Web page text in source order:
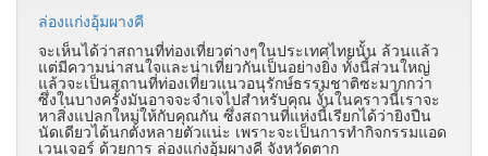
ล่องแก่งอุ้มผางคี
จะเห็นได้ว่าสถานที่ท่องเที่ยวต่างๆในประเทศไทยนั้น ล้วนแล้ว
แต่มีความน่าสนใจและน่าเที่ยวกันเป็นอย่างยิ่ง ทั้งนี้ส่วนใหญ่
แล้วจะเป็นสถานที่ท่องเที่ยวแนวอนุรักษ์ธรรมชาติซะมากกว่า
ซึ่งในบางครั้งมันอาจจะจำเจไปสำหรับคุณ งั้นในคราวนี้เราจะ
หาสิ่งแปลกใหม่ให้กับคุณกัน ซึ่งสถานที่แห่งนี้เรียกได้ว่ายิงปืน
นัดเดียวได้นกตั้งหลายตัวแน่ะ เพราะจะเป็นการทำกิจกรรมแอด
เวนเจอร์ ด้วยการ ล่องแก่งอุ้มผางคี จังหวัดตาก